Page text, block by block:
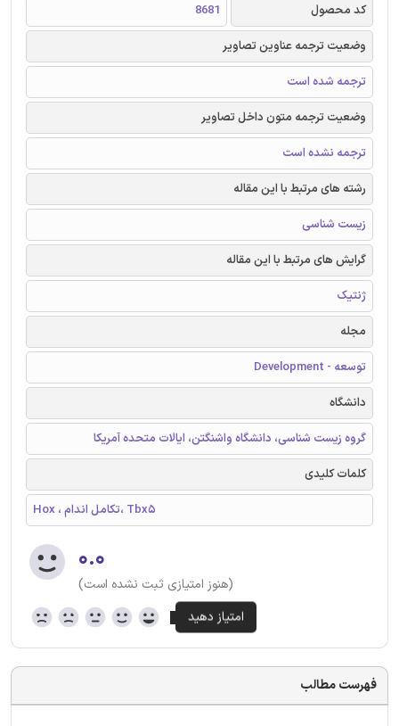
کد محصول
8681
وضعیت ترجمه عناوین تصاویر
ترجمه شده است
وضعیت ترجمه متون داخل تصاویر
ترجمه نشده است
رشته های مرتبط با این مقاله
زیست شناسی
گرایش های مرتبط با این مقاله
ژنتیک
مجله
توسعه - Development
دانشگاه
گروه زیست شناسی، دانشگاه واشنگتن، ایالات متحده آمریکا
کلمات کلیدی
Hox ، تکامل اندام، Tbx5
۰.۰
(هنوز امتیازی ثبت نشده است)
فهرست مطالب